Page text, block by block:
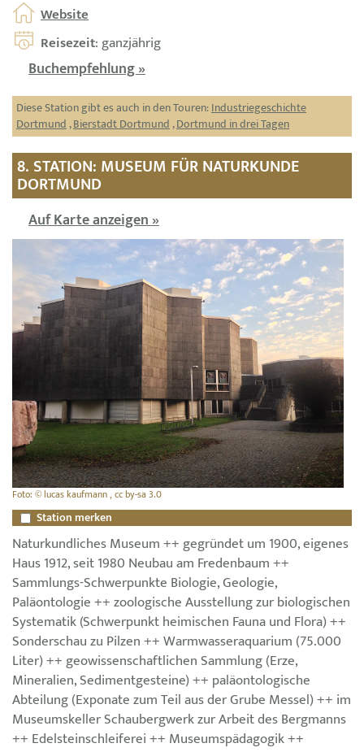
Website
Reisezeit: ganzjährig
Buchempfehlung »
Diese Station gibt es auch in den Touren:Industriegeschichte
Dortmund,Bierstadt Dortmund,Dortmund in drei Tagen
8. STATION: MUSEUM FÜR NATURKUNDE
DORTMUND
Auf Karte anzeigen »
Foto: © lucas kaufmann , cc by-sa 3.0
Station merken
Naturkundliches Museum ++ gegründet um 1900, eigenes
Haus 1912, seit 1980 Neubau am Fredenbaum ++
Sammlungs-Schwerpunkte Biologie, Geologie,
Paläontologie ++ zoologische Ausstellung zur biologischen
Systematik (Schwerpunkt heimischen Fauna und Flora) ++
Sonderschau zu Pilzen ++ Warmwasseraquarium (75.000
Liter) ++ geowissenschaftlichen Sammlung (Erze,
Mineralien, Sedimentgesteine) ++ paläontologische
Abteilung (Exponate zum Teil aus der Grube Messel) ++ im
Museumskeller Schaubergwerk zur Arbeit des Bergmanns
++ Edelsteinschleiferei ++ Museumspädagogik ++